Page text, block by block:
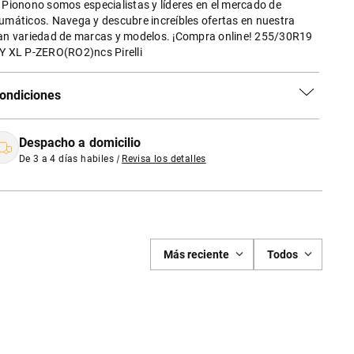
Pionono somos especialistas y líderes en el mercado de
Navega y descubre increíbles ofertas en nuestra
variedad de marcas y modelos. ¡Compra online! 255/30R19
XL P-ZERO(RO2)ncs Pirelli
Despacho a domicilio
De 3 a 4 días habiles | Revisa los detalles
Más reciente Todos